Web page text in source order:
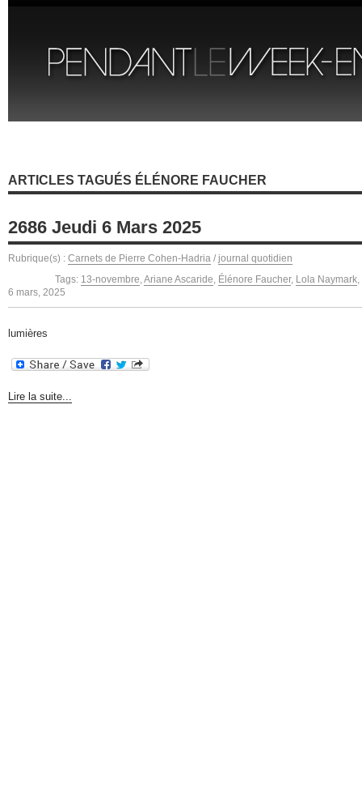
ARTICLES TAGUÉS ÉLÉNORE FAUCHER
2686 Jeudi 6 Mars 2025
Rubrique(s) : Carnets de Pierre Cohen-Hadria / journal quotidien
Tags: 13-novembre,Ariane Ascaride, Élénore Faucher, Lola Naymark,
6 mars, 2025
lumières
Lire la suite...